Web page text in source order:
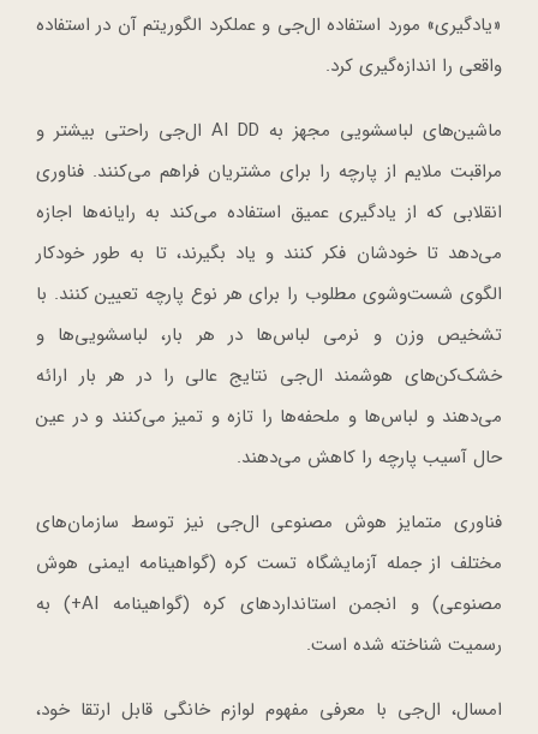
«یادگیری» مورد استفاده ال‌جی و عملکرد الگوریتم آن در استفاده
واقعی را اندازه‌گیری کرد.
ماشین‌های لباسشویی مجهز به AI DD ال‌جی راحتی بیشتر و
مراقبت ملایم از پارچه را برای مشتریان فراهم می‌کنند. فناوری
انقلابی که از یادگیری عمیق استفاده می‌کند به رایانه‌ها اجازه
می‌دهد تا خودشان فکر کنند و یاد بگیرند، تا به طور خودکار
الگوی شست‌وشوی مطلوب را برای هر نوع پارچه تعیین کنند. با
تشخیص وزن و نرمی لباس‌ها در هر بار، لباسشویی‌ها و
خشک‌کن‌های هوشمند ال‌جی نتایج عالی را در هر بار ارائه
می‌دهند و لباس‌ها و ملحفه‌ها را تازه و تمیز می‌کنند و در عین
حال آسیب پارچه را کاهش می‌دهند.
فناوری متمایز هوش مصنوعی ال‌جی نیز توسط سازمان‌های
مختلف از جمله آزمایشگاه تست کره (گواهینامه ایمنی هوش
مصنوعی) و انجمن استانداردهای کره (گواهینامه AI+) به
رسمیت شناخته شده است.
امسال، ال‌جی با معرفی مفهوم لوازم خانگی قابل ارتقا خود،